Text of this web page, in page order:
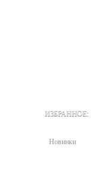
ИЗБРАННОЕ:
Новинки